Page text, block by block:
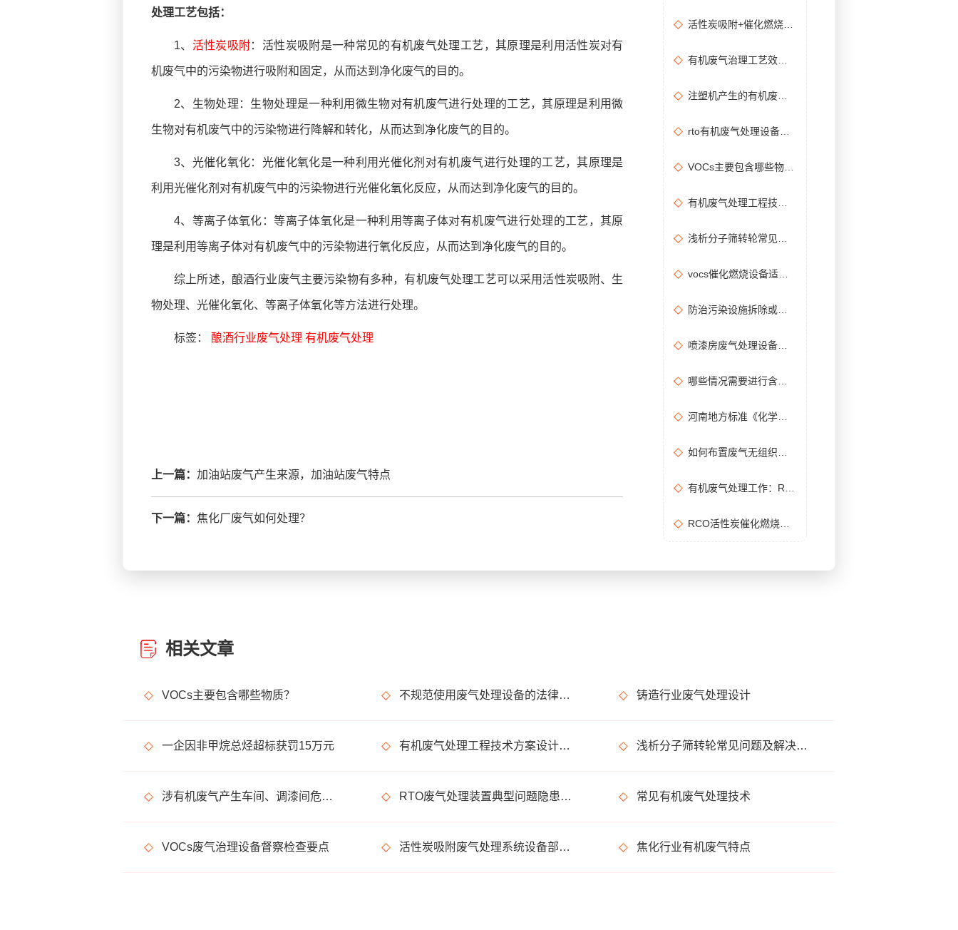
处理工艺包括：
1、 活性炭吸附：活性炭吸附是一种常见的有机废气处理工艺，其原理是利用活性炭对有
机废气中的污染物进行吸附和固定，从而达到净化废气的目的。
2、生物处理：生物处理是一种利用微生物对有机废气进行处理的工艺，其原理是利用微
生物对有机废气中的污染物进行降解和转化，从而达到净化废气的目的。
3、光催化氧化：光催化氧化是一种利用光催化剂对有机废气进行处理的工艺，其原理是
利用光催化剂对有机废气中的污染物进行光催化氧化反应，从而达到净化废气的目的。
4、等离子体氧化：等离子体氧化是一种利用等离子体对有机废气进行处理的工艺，其原
理是利用等离子体对有机废气中的污染物进行氧化反应，从而达到净化废气的目的。
综上所述，酿酒行业废气主要污染物有多种，有机废气处理工艺可以采用活性炭吸附、生
物处理、光催化氧化、等离子体氧化等方法进行处理。
标签： 酿酒行业废气处理 有机废气处理
活性炭吸附+催化燃烧运行的安全问题及相应措施
有机废气治理工艺效率高吗？
注塑机产生的有机废气特点，注塑机有机废气处理工艺
rto有机废气处理设备处理效果怎么样？
VOCs主要包含哪些物质？
vocs催化燃烧设备适用于哪些行业的废气处理？
喷漆房废气处理设备选购准则
哪些情况需要进行含氧量折算？如何进行含氧量折算？
河南地方标准《化学肥料工业大气污染物排放标准》征求意见稿
RCO活性炭催化燃烧设备处理废气步骤
上一篇： 加油站废气产生来源，加油站废气特点
下一篇： 焦化厂废气如何处理？
相关文章
VOCs主要包含哪些物质？ 不规范使用废气处理设备的法律后果 铸造行业废气处理设计
一企因非甲烷总烃超标获罚15万元 有机废气处理工程技术方案设计要点 浅析分子筛转轮常见问题及解决方法
涉有机废气产生车间、调漆间危险化学品使用管理要求 RTO废气处理装置典型问题隐患排查指南请收好！ 常见有机废气处理技术
VOCs废气治理设备督察检查要点 活性炭吸附废气处理系统设备部件简介 焦化行业有机废气特点